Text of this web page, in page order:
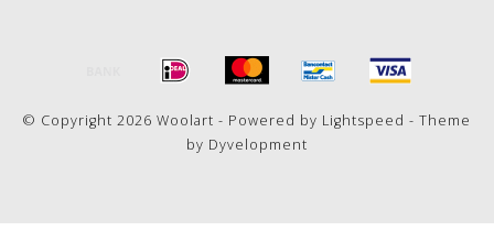
© Copyright 2026 Woolart - Powered by Lightspeed - Theme
by Dyvelopment